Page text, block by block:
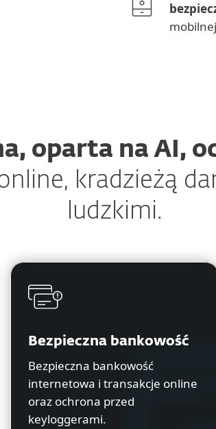
oparta na AI,
kradzieżą
ludzkimi.
Bezpieczna bankowość
Bezpieczna bankowość
internetowa i transakcje online
oraz ochrona przed
keyloggerami.